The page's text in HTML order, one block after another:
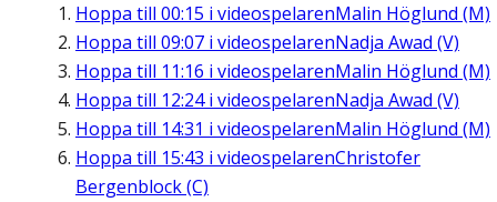
Hoppa till 00:15 i videospelarenMalin Höglund (M)
Hoppa till 09:07 i videospelarenNadja Awad (V)
Hoppa till 11:16 i videospelarenMalin Höglund (M)
Hoppa till 12:24i videospelarenNadja Awad (V)
Hoppa till 14:31 i videospelarenMalin Höglund (M)
Hoppa till 15:43 i videospelarenChristofer
Bergenblock (C)